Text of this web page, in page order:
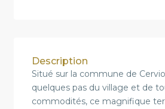
Description
Situé sur la commune de
quelques pas du village et de
commodités, ce magnifique